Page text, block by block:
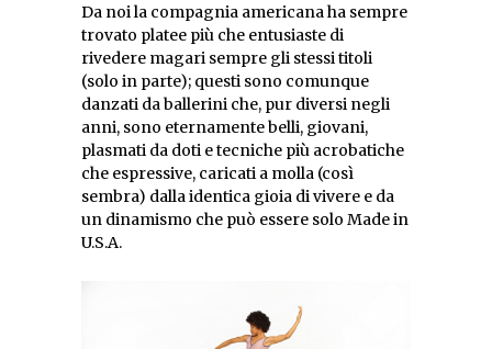
Da noi la compagnia americana ha sempre
trovato platee più che entusiaste di
rivedere magari sempre gli stessi titoli
(solo in parte); questi sono comunque
danzati da ballerini che, pur diversi negli
anni, sono eternamente belli, giovani,
plasmati da doti e tecniche più acrobatiche
che espressive, caricati a molla (così
sembra) dalla identica gioia di vivere e da
un dinamismo che può essere solo Made in
U.S.A.